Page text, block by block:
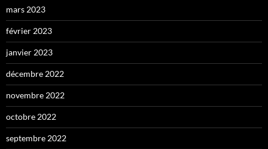
mars 2023
février 2023
janvier 2023
décembre 2022
novembre 2022
octobre 2022
septembre 2022